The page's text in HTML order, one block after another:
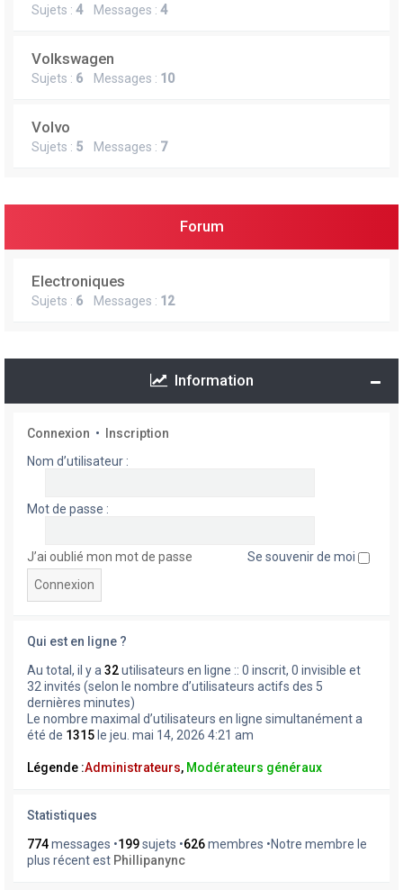
Sujets : 4Messages : 4
Volkswagen
Sujets : 6 Messages : 10
Volvo
Sujets : 5 Messages : 7
Forum
Electroniques
Sujets : 6 Messages : 12
Information
Connexion •
Inscription
Nom d’utilisateur :
Mot de passe :
J’ai oublié mon mot de passe Se souvenir de moi
Qui est en ligne ?
Au total, il y a 32utilisateurs en ligne :: 0 inscrit, 0 invisible et
32 invités (selon le nombre d’utilisateurs actifs des 5
dernières minutes)
Le nombre maximal d’utilisateurs en ligne simultanément a
été de 1315 le jeu. mai 14, 2026 4:21 am
Légende :Administrateurs, Modérateurs généraux
Statistiques
774messages •199sujets •626membres •Notre membre le
plus récent est Phillipanync